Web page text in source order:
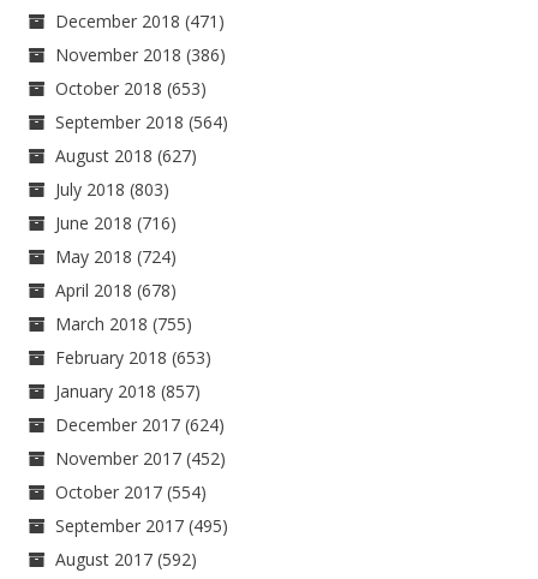
December 2018 (471)
November 2018 (386)
October 2018 (653)
September 2018 (564)
August 2018 (627)
July 2018 (803)
June 2018 (716)
May 2018 (724)
April 2018 (678)
March 2018 (755)
February 2018 (653)
January 2018 (857)
December 2017 (624)
November 2017 (452)
October 2017 (554)
September 2017 (495)
August 2017 (592)